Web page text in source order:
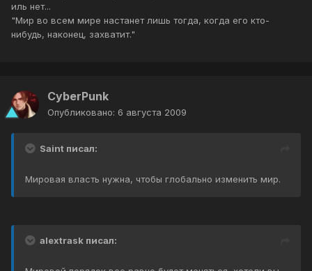
иль нет...
"Мир во всем мире настанет лишь тогда, когда его кто-
нибудь, наконец, захватит."
CyberPunk
Опубликовано: 6 августа 2009
Saint писал:
Мировая власть нужна, чтобы глобально изменить мир.
alextrask писал: